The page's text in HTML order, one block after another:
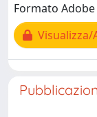
Formato Adobe
Visualizza/